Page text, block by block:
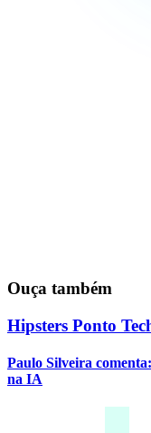
Ouça também
Hipsters Ponto
Paulo Silveira
na IA